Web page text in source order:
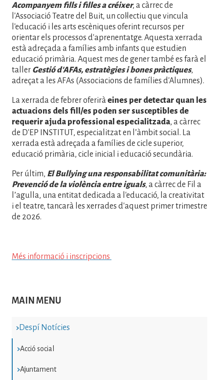
MAIN MENU
Despí Notícies
Acció social
Ajuntament
Acompanyem fills i filles a créixer, a càrrec de
l'Associació Teatre del Buit, un col·lectiu que vincula
l'educació i les arts escèniques oferint recursos per
orientar els processos d'aprenentatge. Aquesta xerrada
està adreçada a famílies amb infants que estudien
educació primària. Aquest mes de gener també es farà el
taller Gestió d'AFAs, estratègies i bones pràctiques,
adreçat a les AFAs (Associacions de famílies d'Alumnes).
La xerrada de febrer oferiràeines per detectar quan les
actuacions dels fill/es poden ser susceptibles de
requerir ajuda professional especialitzada, a càrrec
de D'EP INSTITUT, especialitzat en l’àmbit social. La
xerrada està adreçada a famílies de cicle superior,
educació primària, cicle inicial i educació secundària.
Per últim, El Bullying una responsabilitat comunitària:
Prevenció de la violència entre iguals, a càrrec de Fil a
l’agulla, una entitat dedicada a l'educació, la creativitat
i el teatre, tancarà les xerrades d'aquest primer trimestre
de 2026.
Més informació i inscripcions